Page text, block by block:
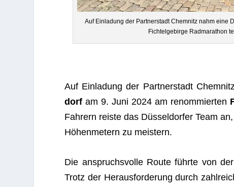
Auf Ein­la­dung der Part­ner­stadt Chem­nitz nahm eine
Fich­tel­ge­birge Rad­ma­ra­thon
Auf Ein­la­dung der Part­ner­stadt
dorf am 9. Juni 2024 am renom­mier­ten
Fah­rern reiste das Düs­sel­dor­fer Team
Höhen­me­tern zu meistern.
Die anspruchs­volle Route führte von
Trotz der Her­aus­for­de­rung durch